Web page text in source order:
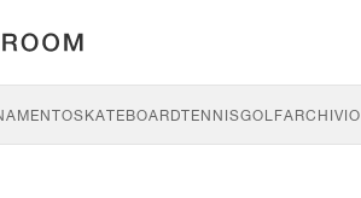
SKATEBOARDTENNISGOLFARCHIVIO